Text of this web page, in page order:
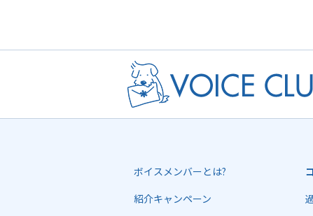
ボイスメンバーとは?
紹介キャンペーン